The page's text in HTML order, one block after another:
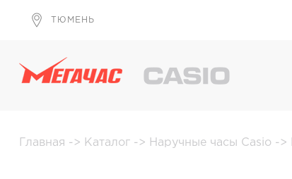
ТЮМЕНЬ
Главная -> Каталог -> Наручные часы Casio ->